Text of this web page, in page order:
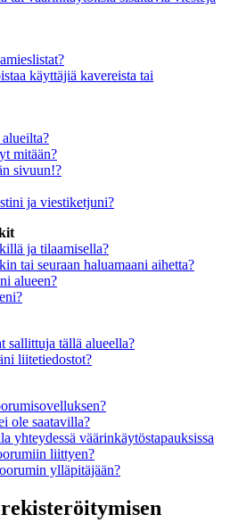
käyttäjiä kavereista tai
mitään?
sivuun!?
ja viestiketjuni?
ja tilaamisella?
tai seuraan haluamaani aihetta?
alueen?
sallittuja tällä alueella?
liitetiedostot?
ole saatavilla?
yhteydessä väärinkäytöstapauksissa
liittyen?
ylläpitäjään?